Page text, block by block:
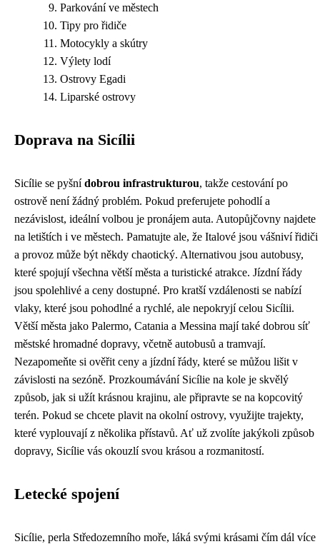
Parkování ve městech
Tipy pro řidiče
Motocykly a skútry
Výlety lodí
Ostrovy Egadi
Liparské ostrovy
Doprava na Sicílii
Sicílie se pyšnídobrou infrastrukturou, takže cestování po
ostrově není žádný problém. Pokud preferujete pohodlí a
nezávislost, ideální volbou je pronájem auta. Autopůjčovny najdete
na letištích i ve městech. Pamatujte ale, že Italové jsou vášniví řidiči
a provoz může být někdy chaotický. Alternativou jsou autobusy,
které spojují všechna větší města a turistické atrakce. Jízdní řády
jsou spolehlivé a ceny dostupné. Pro kratší vzdálenosti se nabízí
vlaky, které jsou pohodlné a rychlé, ale nepokryjí celou Sicílii.
Větší města jako Palermo, Catania a Messina mají také dobrou síť
městské hromadné dopravy, včetně autobusů a tramvají.
Nezapomeňte si ověřit ceny a jízdní řády, které se můžou lišit v
závislosti na sezóně. Prozkoumávání Sicílie na kole je skvělý
způsob, jak si užít krásnou krajinu, ale připravte se na kopcovitý
terén. Pokud se chcete plavit na okolní ostrovy, využijte trajekty,
které vyplouvají z několika přístavů. Ať už zvolíte jakýkoli způsob
dopravy, Sicílie vás okouzlí svou krásou a rozmanitostí.
Letecké spojení
Sicílie, perla Středozemního moře, láká svými krásami čím dál více